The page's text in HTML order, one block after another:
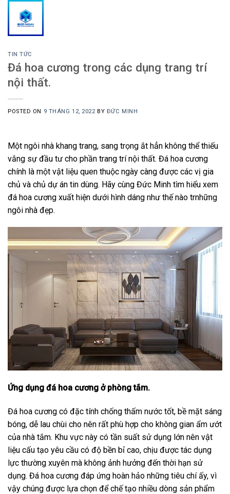
Skip
content
TIN TỨC
Đá hoa cương trong các dụng trang trí
nội thất.
POSTED ON 9 THÁNG 12, 2022 BY ĐỨC MINH
Một ngôi nhà khang trang, sang trọng ắt hẳn không thể thiếu
vắng sự đầu tư cho phần trang trí nội thất. Đá hoa cương
chính là một vật liệu quen thuộc ngày càng được các vị gia
chủ và chủ dự án tin dùng. Hãy cùng Đức Minh tìm hiểu xem
đá hoa cương xuất hiện dưới hình dáng như thế nào trnhững
ngôi nhà đẹp.
Ứng dụng đá hoa cương ở phòng tắm.
Đá hoa cương có đặc tính chống thấm nước tốt, bề mặt sáng
bóng, dễ lau chùi cho nên rất phù hợp cho không gian ẩm ướt
của nhà tắm. Khu vực này có tần suất sử dụng lớn nên vật
liệu cấu tạo yêu cầu có độ bền bỉ cao, chịu được tác dụng
lực thường xuyên mà không ảnh hưởng đến thời hạn sử
dụng. Đá hoa cương đáp ứng hoàn hảo những tiêu chí ấy, vì
vậy chúng được lựa chọn để chế tạo nhiều dòng sản phẩm